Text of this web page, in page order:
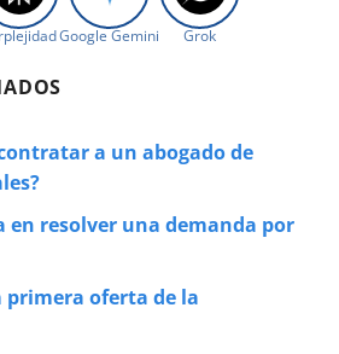
Google Gemini Grok
a un abogado de
en resolver una demanda por
primera oferta de la